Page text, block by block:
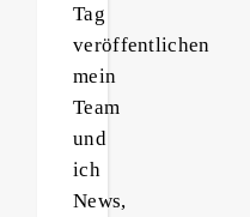
Tag
veröffentlichen
mein
Team
und
ich
News,